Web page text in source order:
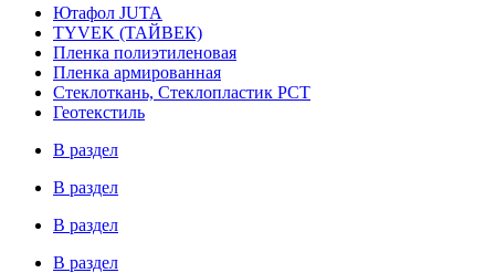
Ютафол JUTA
TYVEK (ТАЙВЕК)
Пленка полиэтиленовая
Пленка армированная
Стеклоткань, Стеклопластик РСТ
Геотекстиль
В раздел
В раздел
В раздел
В раздел